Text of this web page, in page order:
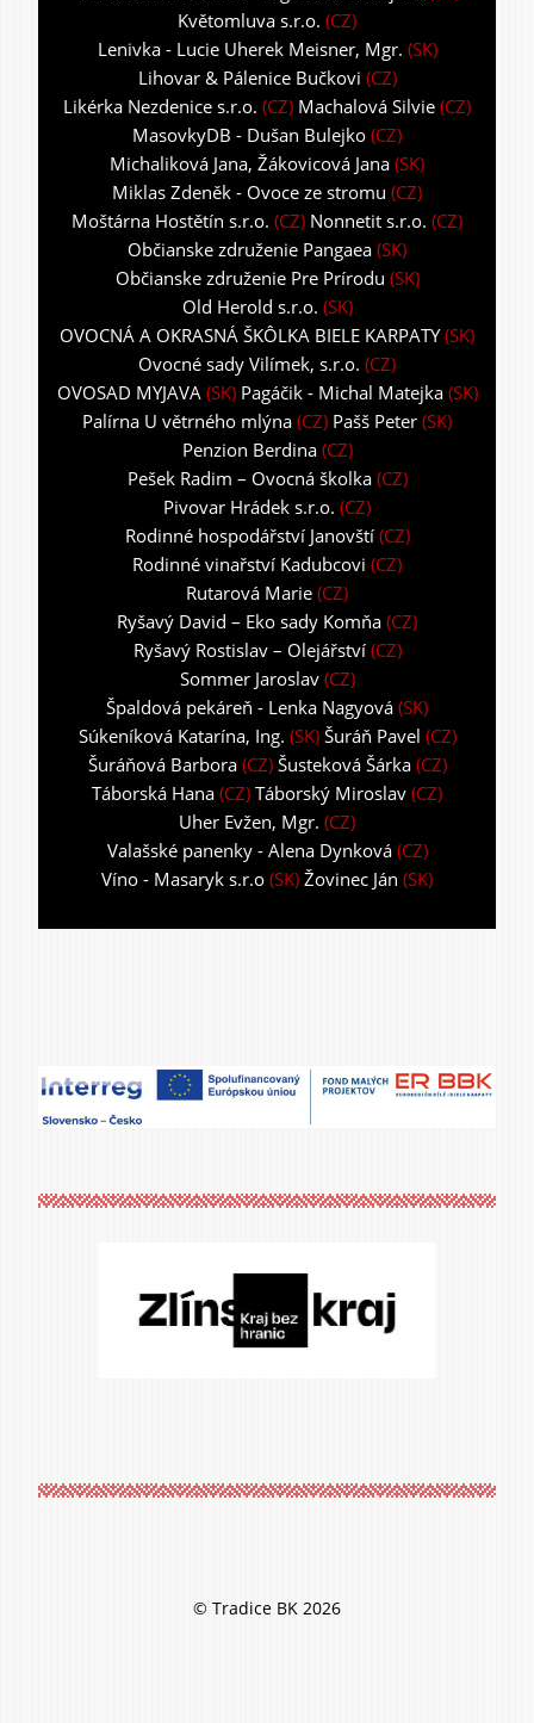
Květomluva s.r.o. (CZ)
Lenivka - Lucie Uherek Meisner, Mgr. (SK)
Lihovar & Pálenice Bučkovi (CZ)
Likérka Nezdenice s.r.o. (CZ) Machalová Silvie (CZ)
MasovkyDB - Dušan Bulejko (CZ)
Michaliková Jana, Žákovicová Jana (SK)
Miklas Zdeněk - Ovoce ze stromu (CZ)
Moštárna Hostětín s.r.o. (CZ) Nonnetit s.r.o. (CZ)
Občianske združenie Pangaea (SK)
Občianske združenie Pre Prírodu (SK)
Old Herold s.r.o. (SK)
OVOCNÁ A OKRASNÁ ŠKÔLKA BIELE KARPATY(SK)
Ovocné sady Vilímek, s.r.o. (CZ)
OVOSAD MYJAVA (SK) Pagáčik - Michal Matejka(SK)
Palírna U větrného mlýna (CZ) Pašš Peter (SK)
Penzion Berdina(CZ)
Pešek Radim – Ovocná školka(CZ)
Pivovar Hrádek s.r.o. (CZ)
Rodinné hospodářství Janovští (CZ)
Rodinné vinařství Kadubcovi (CZ)
Rutarová Marie (CZ)
Ryšavý David – Eko sady Komňa (CZ)
Ryšavý Rostislav – Olejářství(CZ)
Sommer Jaroslav(CZ)
Špaldová pekáreň - Lenka Nagyová (SK)
Súkeníková Katarína, Ing. (SK) Šuráň Pavel (CZ)
Šuráňová Barbora(CZ) Šusteková Šárka(CZ)
Táborská Hana (CZ) Táborský Miroslav (CZ)
Uher Evžen, Mgr. (CZ)
Valašské panenky - Alena Dynková(CZ)
Víno - Masaryk s.r.o (SK) Žovinec Ján (SK)
© Tradice BK 2026